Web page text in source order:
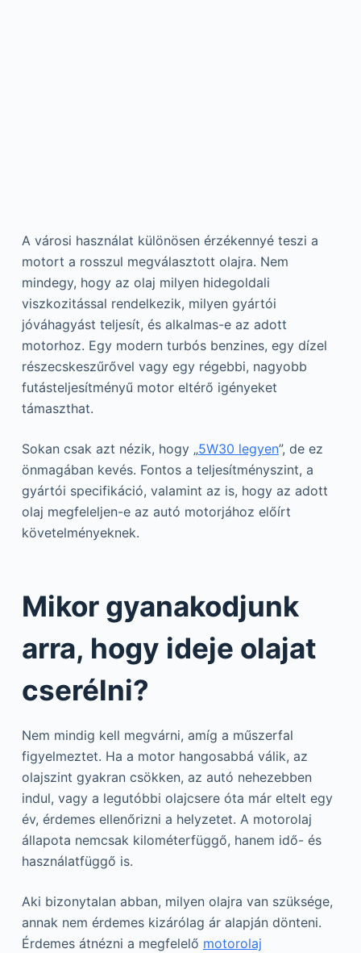
A városi használat különösen érzékennyé teszi a
motort a rosszul megválasztott olajra. Nem
mindegy, hogy az olaj milyen hidegoldali
viszkozitással rendelkezik, milyen gyártói
jóváhagyást teljesít, és alkalmas-e az adott
motorhoz. Egy modern turbós benzines, egy dízel
részecskeszűrővel vagy egy régebbi, nagyobb
futásteljesítményű motor eltérő igényeket
támaszthat.
Sokan csak azt nézik, hogy „5W30 legyen”, de ez
önmagában kevés. Fontos a teljesítményszint, a
gyártói specifikáció, valamint az is, hogy az adott
olaj megfeleljen-e az autó motorjához előírt
követelményeknek.
Mikor gyanakodjunk
arra, hogy ideje olajat
cserélni?
Nem mindig kell megvárni, amíg a műszerfal
figyelmeztet. Ha a motor hangosabbá válik, az
olajszint gyakran csökken, az autó nehezebben
indul, vagy a legutóbbi olajcsere óta már eltelt egy
év, érdemes ellenőrizni a helyzetet. A motorolaj
állapota nemcsak kilométerfüggő, hanem idő- és
használatfüggő is.
Aki bizonytalan abban, milyen olajra van szüksége,
annak nem érdemes kizárólag ár alapján dönteni.
Érdemes átnézni a megfelelő motorolaj